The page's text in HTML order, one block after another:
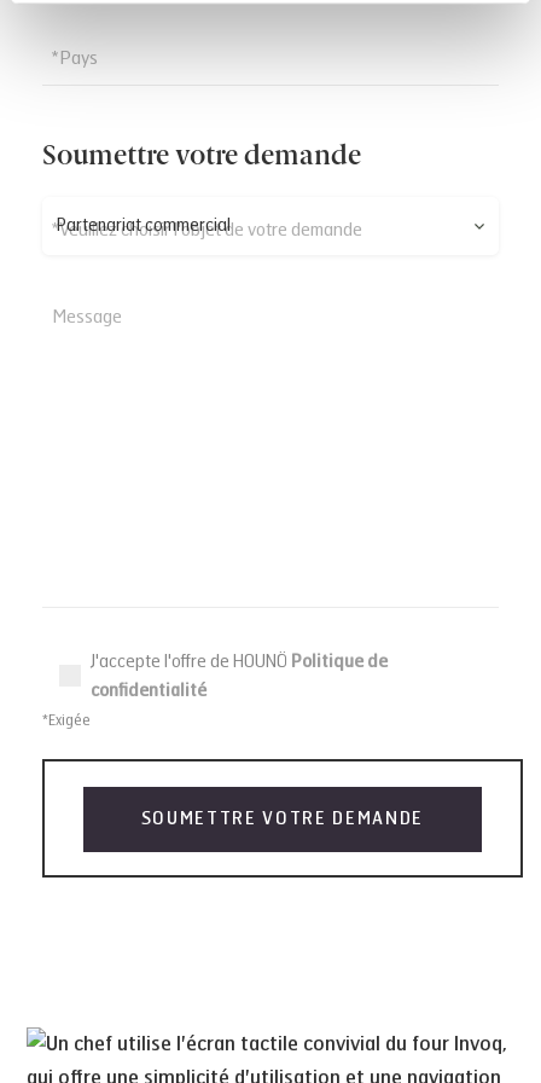
*Pays
Soumettre votre demande
*Veuillez choisir l'objet de votre demande
Partenariat commercial
Message
J'accepte l'offre de HOUNÖ Politique de
confidentialité
*Exigée